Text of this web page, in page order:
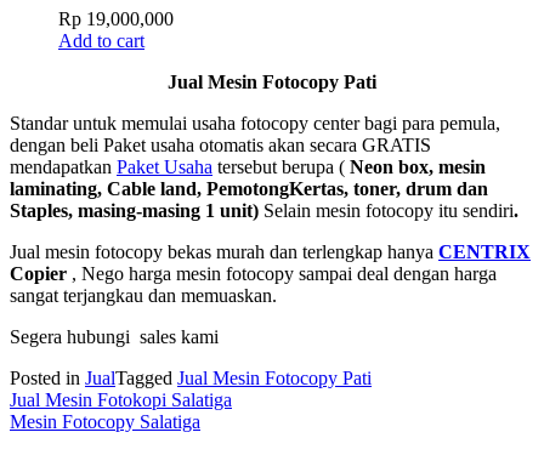
Rp 19,000,000
Add to cart
Jual Mesin Fotocopy Pati
Standar untuk memulai usaha fotocopy center bagi para pemula,
dengan beli Paket usaha otomatis akan secara GRATIS
mendapatkan Paket Usaha tersebut berupa ( Neon box, mesin
laminating, Cable land, PemotongKertas, toner, drum dan
Staples, masing-masing 1 unit) Selain mesin fotocopy itu sendiri.
Jual mesin fotocopy bekas murah dan terlengkap hanya CENTRIX
Copier , Nego harga mesin fotocopy sampai deal dengan harga
sangat terjangkau dan memuaskan.
Segera hubungi sales kami
Posted in JualTagged Jual Mesin Fotocopy Pati
Post
navigation
Jual Mesin Fotokopi Salatiga
Mesin Fotocopy Salatiga